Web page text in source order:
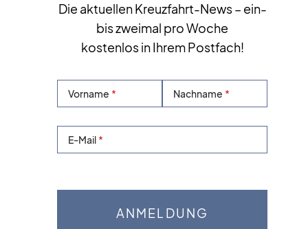
Die aktuellen Kreuzfahrt-News – ein-
bis zweimal pro Woche
kostenlos in Ihrem Postfach!
Vorname Nachname
E-Mail